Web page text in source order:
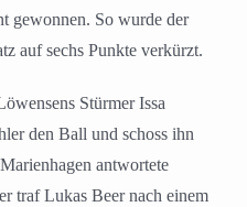
gewonnen. So wurde der
auf sechs Punkte verkürzt.
Stürmer Issa
den Ball und schoss ihn
antwortete
traf Lukas Beer nach einem